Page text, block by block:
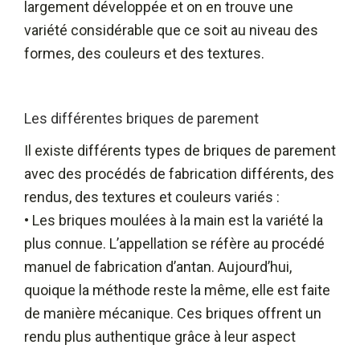
largement développée et on en trouve une
variété considérable que ce soit au niveau des
formes, des couleurs et des textures.
Les différentes briques de parement
Il existe différents types de briques de parement
avec des procédés de fabrication différents, des
rendus, des textures et couleurs variés :
• Les briques moulées à la main est la variété la
plus connue. L’appellation se réfère au procédé
manuel de fabrication d’antan. Aujourd’hui,
quoique la méthode reste la même, elle est faite
de manière mécanique. Ces briques offrent un
rendu plus authentique grâce à leur aspect